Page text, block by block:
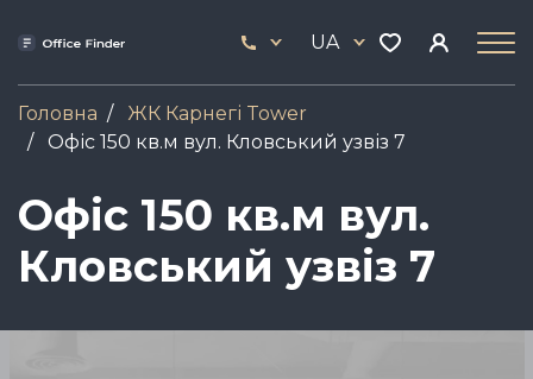
17
UA
Головна
ЖК Карнегі Tower
Офіс 150 кв.м вул. Кловський узвіз 7
Офіс 150 кв.м вул.
Кловський узвіз 7